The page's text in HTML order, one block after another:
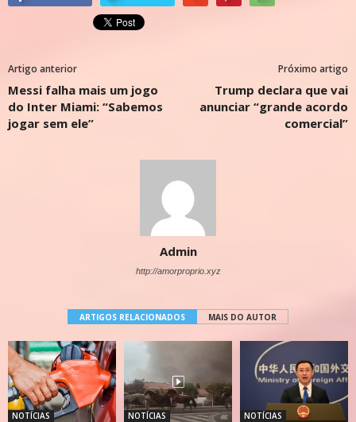
Artigo anterior
Messi falha mais um jogo
do Inter Miami: “Sabemos
jogar sem ele”
Próximo artigo
Trump declara que vai
anunciar “grande acordo
comercial”
Admin
http://amorproprio.xyz
ARTIGOS RELACIONADOS MAIS DO AUTOR
NOTÍCIAS NOTÍCIAS NOTÍCIAS